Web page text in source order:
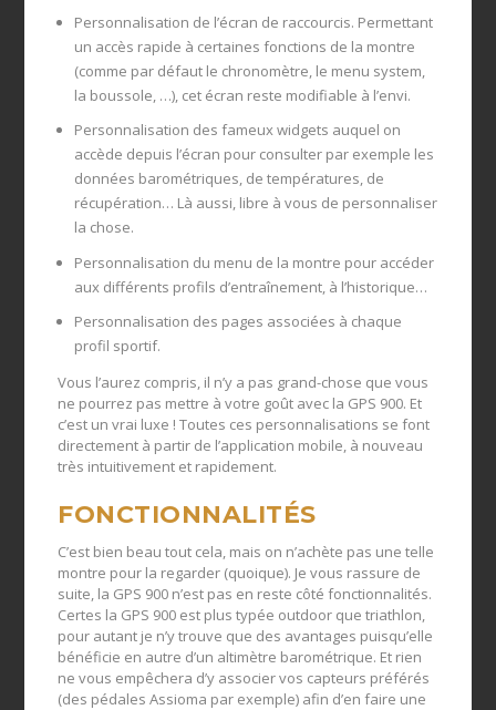
Personnalisation de l’écran de raccourcis. Permettant
un accès rapide à certaines fonctions de la montre
(comme par défaut le chronomètre, le menu system,
la boussole, …), cet écran reste modifiable à l’envi.
Personnalisation des fameux widgets auquel on
accède depuis l’écran pour consulter par exemple les
données barométriques, de températures, de
récupération… Là aussi, libre à vous de personnaliser
la chose.
Personnalisation du menu de la montre pour accéder
aux différents profils d’entraînement, à l’historique…
Personnalisation des pages associées à chaque
profil sportif.
Vous l’aurez compris, il n’y a pas grand-chose que vous
ne pourrez pas mettre à votre goût avec la GPS 900. Et
c’est un vrai luxe ! Toutes ces personnalisations se font
directement à partir de l’application mobile, à nouveau
très intuitivement et rapidement.
FONCTIONNALITÉS
C’est bien beau tout cela, mais on n’achète pas une telle
montre pour la regarder (quoique). Je vous rassure de
suite, la GPS 900 n’est pas en reste côté fonctionnalités.
Certes la GPS 900 est plus typée outdoor que triathlon,
pour autant je n’y trouve que des avantages puisqu’elle
bénéficie en autre d’un altimètre barométrique. Et rien
ne vous empêchera d’y associer vos capteurs préférés
(des pédales Assioma par exemple) afin d’en faire une